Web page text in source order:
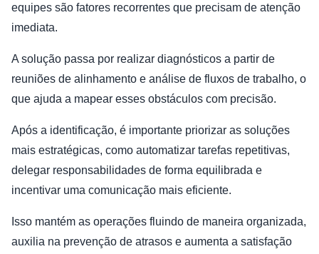
equipes são fatores recorrentes que precisam de atenção
imediata.
A solução passa por realizar diagnósticos a partir de
reuniões de alinhamento e análise de fluxos de trabalho, o
que ajuda a mapear esses obstáculos com precisão.
Após a identificação, é importante priorizar as soluções
mais estratégicas, como automatizar tarefas repetitivas,
delegar responsabilidades de forma equilibrada e
incentivar uma comunicação mais eficiente.
Isso mantém as operações fluindo de maneira organizada,
auxilia na prevenção de atrasos e aumenta a satisfação